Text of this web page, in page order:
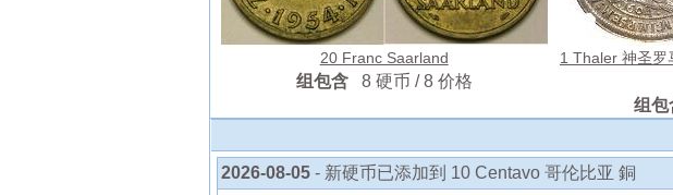
20 Franc Saarland
组包含 8 硬币 / 8 价格
1 Thaler 神圣
组
2026-08-05 - 新硬币已添加到 10 Centavo 哥伦比亚 銅